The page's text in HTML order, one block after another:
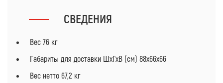
СВЕДЕНИЯ
Вес 76 кг
Габариты для доставки ШхГхВ (см) 88х66х66
Вес нетто 67,2 кг